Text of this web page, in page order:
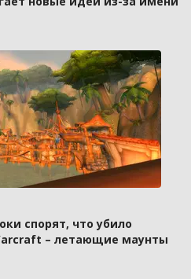
спорят, что убило
– летающие маунты